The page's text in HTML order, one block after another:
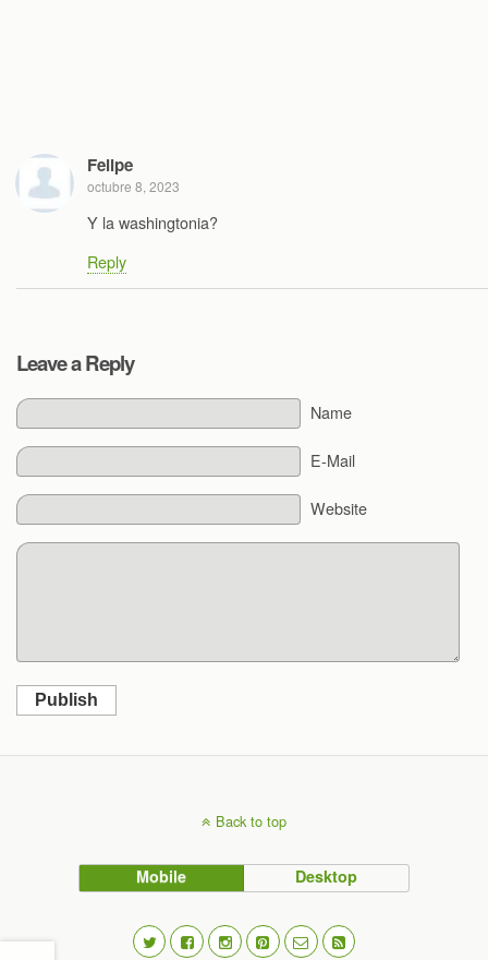
Felipe
octubre 8, 2023
Y la washingtonia?
Reply
Leave a Reply
Name
E-Mail
Website
Publish
Back to top
Mobile Desktop